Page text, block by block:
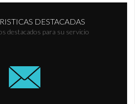
DESTACADAS
destacados para su servicio